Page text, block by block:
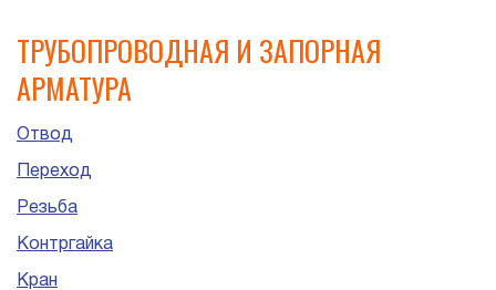
ТРУБОПРОВОДНАЯ И ЗАПОРНАЯ
АРМАТУРА
Отвод
Переход
Резьба
Контргайка
Кран